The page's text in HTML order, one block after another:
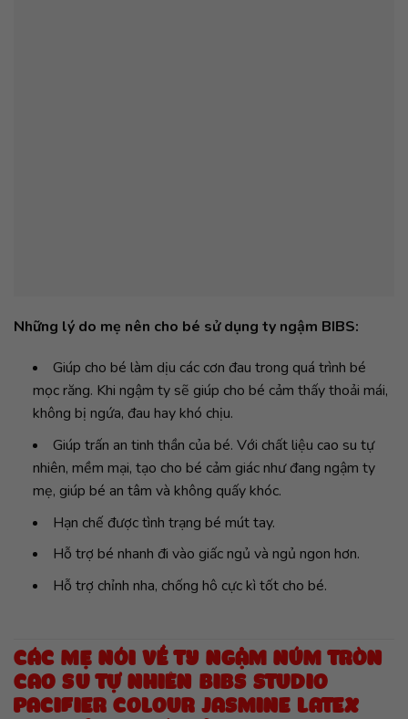
Những lý do mẹ nên cho bé sử dụng ty ngậm BIBS:
Giúp cho bé làm dịu các cơn đau trong quá trình bé
mọc răng. Khi ngậm ty sẽ giúp cho bé cảm thấy thoải mái,
không bị ngứa, đau hay khó chịu.
Giúp trấn an tinh thần của bé. Với chất liệu cao su tự
nhiên, mềm mại, tạo cho bé cảm giác như đang ngậm ty
mẹ, giúp bé an tâm và không quấy khóc.
Hạn chế được tình trạng bé mút tay.
Hỗ trợ bé nhanh đi vào giấc ngủ và ngủ ngon hơn.
Hỗ trợ chỉnh nha, chống hô cực kì tốt cho bé.
CÁC MẸ NÓI VỀ TY NGẬM NÚM TRÒN
CAO SU TỰ NHIÊN BIBS STUDIO
PACIFIER COLOUR JASMINE LATEX